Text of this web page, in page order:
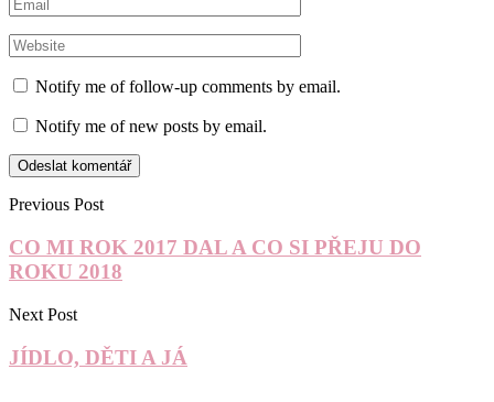
Notify me of follow-up comments by email.
Notify me of new posts by email.
Previous Post
CO MI ROK 2017 DAL A CO SI PŘEJU DO
ROKU 2018
Next Post
JÍDLO, DĚTI A JÁ